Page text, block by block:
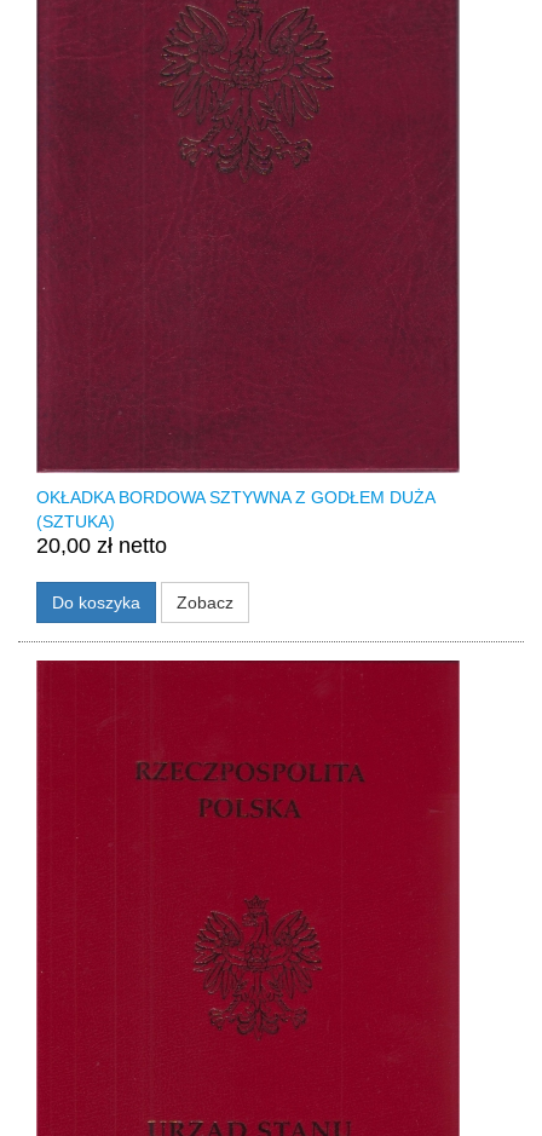
OKŁADKA BORDOWA SZTYWNA Z GODŁEM DUŻA
(SZTUKA)
20,00 zł netto
Do koszyka Zobacz